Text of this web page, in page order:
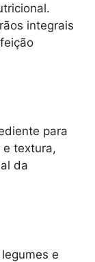
integrais
para
e textura,
da
e